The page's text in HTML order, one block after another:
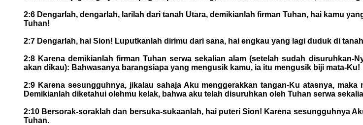
2:6 Dengarlah, dengarlah, larilah dari tanah Utara, demikianlah firman Tuhan, hai kamu
Tuhan!
2:7 Dengarlah, hai Sion! Luputkanlah dirimu dari sana, hai engkau yang lagi duduk di
2:8 Karena demikianlah firman Tuhan serwa sekalian alam (setelah sudah disuruhkan-
akan dikau): Bahwasanya barangsiapa yang mengusik kamu, ia itu mengusik biji mata-Ku!
2:9 Karena sesungguhnya, jikalau sahaja Aku menggerakkan tangan-Ku atasnya,
Demikianlah diketahui olehmu kelak, bahwa aku telah disuruhkan oleh Tuhan serwa
2:10 Bersorak-soraklah dan bersuka-sukaanlah, hai puteri Sion! Karena sesungguhnya
Tuhan.